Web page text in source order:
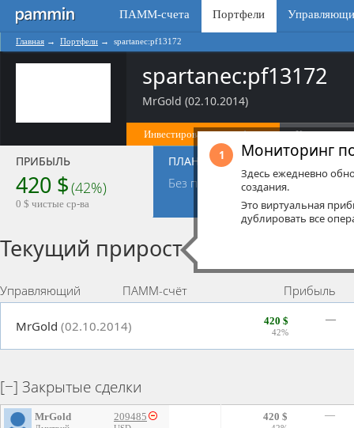
ПАММ-счета Портфели
Главная → Портфели → spartanec:pf13172
spartanec:pf13172
MrGold (02.10.2014)
Инвестировать в портфель Копировать
ПРИБЫЛЬ
420 $(42%)
0 $ чистые ср-ва
ПЛАН
Без плана 52
0
Текущий прирост
Управляющий ПАММ-счёт Прибыль
MrGold (02.10.2014) 420 $
42%
—
Закрытые сделки
MrGold 209485 420 $ —
1 Мониторинг
Здесь ежедневно
создания.
Это виртуальная
дублировать все